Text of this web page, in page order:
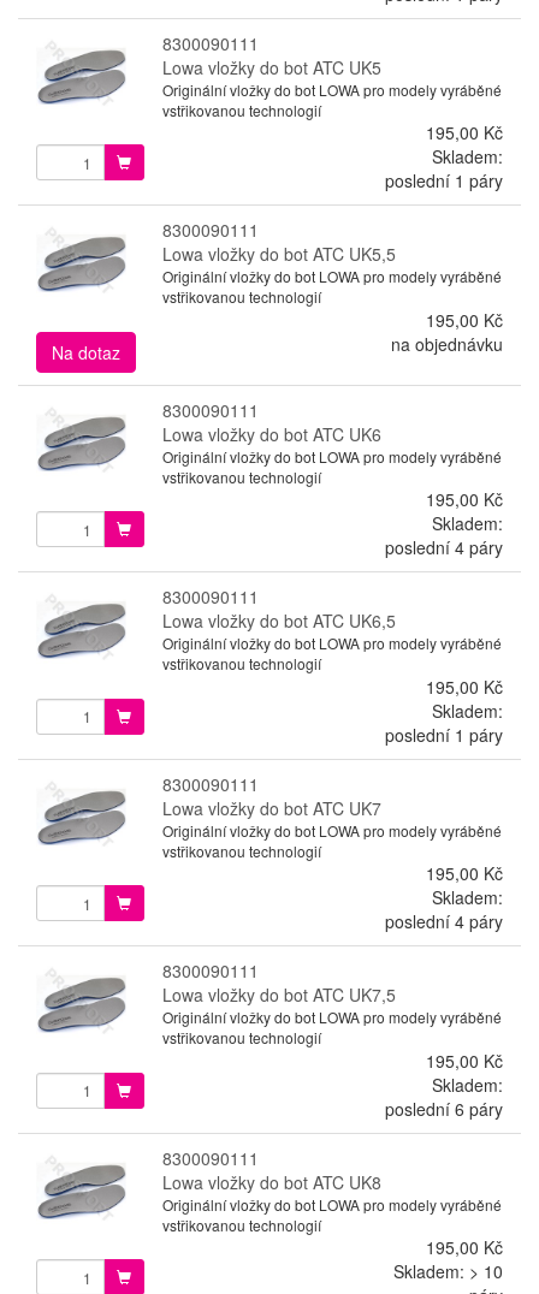
8300090111
Lowa vložky do bot ATC UK5
Originální vložky do bot LOWA pro modely vyráběné
vstřikovanou technologií
195,00 Kč
Skladem:
poslední 1 páry
8300090111
Lowa vložky do bot ATC UK5,5
Originální vložky do bot LOWA pro modely vyráběné
vstřikovanou technologií
195,00 Kč
Na dotaz
na objednávku
8300090111
Lowa vložky do bot ATC UK6
Originální vložky do bot LOWA pro modely vyráběné
vstřikovanou technologií
195,00 Kč
Skladem:
poslední 4 páry
8300090111
Lowa vložky do bot ATC UK6,5
Originální vložky do bot LOWA pro modely vyráběné
vstřikovanou technologií
195,00 Kč
Skladem:
poslední 1 páry
8300090111
Lowa vložky do bot ATC UK7
Originální vložky do bot LOWA pro modely vyráběné
vstřikovanou technologií
195,00 Kč
Skladem:
poslední 4 páry
8300090111
Lowa vložky do bot ATC UK7,5
Originální vložky do bot LOWA pro modely vyráběné
vstřikovanou technologií
195,00 Kč
Skladem:
poslední 6 páry
8300090111
Lowa vložky do bot ATC UK8
Originální vložky do bot LOWA pro modely vyráběné
vstřikovanou technologií
195,00 Kč
Skladem: > 10